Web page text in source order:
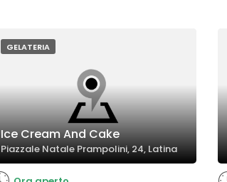
GELATERIA
Ice Cream And Cake
Piazzale Natale Prampolini, 24, Latina